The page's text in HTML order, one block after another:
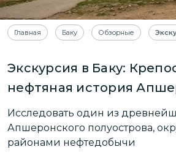
Главная Баку Обзорные
Экскурсия в Баку:
нефтяная история
Исследовать один из
Апшеронского полуострова,
районами нефтедобычи